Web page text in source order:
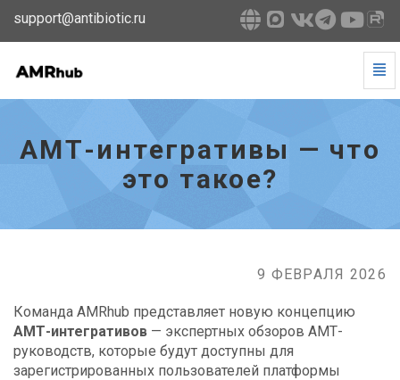
support@antibiotic.ru
АМТ-
что
АМТ-интегративы — что
это такое?
9 ФЕВРАЛЯ 2026
Команда AMRhub представляет новую концепцию
АМТ-интегративов — экспертных обзоров АМТ-
руководств, которые будут доступны для
зарегистрированных пользователей платформы